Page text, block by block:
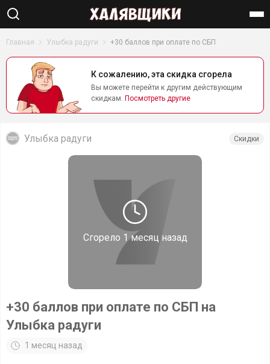
Главная Улыбка радуги +30 баллов при оплате по СБП
К сожалению, эта скидка сгорела
Вы можете перейти к другим действующим
скидкам. Посмотреть другие
Сгорело 1 месяц назад
Улыбка радуги Скидки
+30 баллов при оплате по СБП на
Улыбка радуги
1 месяц назад